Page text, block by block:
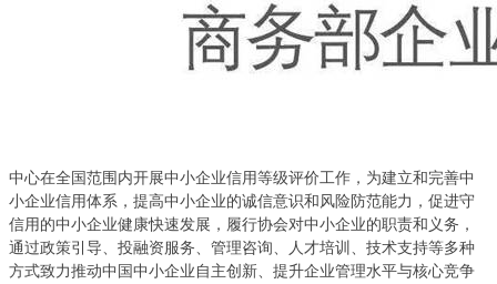
中心在全国范围内开展中小企业信用等级评价工作，为建立和完善中
小企业信用体系，提高中小企业的诚信意识和风险防范能力，促进守
信用的中小企业健康快速发展，履行协会对中小企业的职责和义务，
通过政策引导、投融资服务、管理咨询、人才培训、技术支持等多种
方式致力推动中国中小企业自主创新、提升企业管理水平与核心竞争